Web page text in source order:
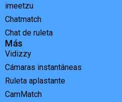
imeetzu
Chatmatch
Chat de ruleta
Más
Vidizzy
Cámaras instantáneas
Ruleta aplastante
CamMatch